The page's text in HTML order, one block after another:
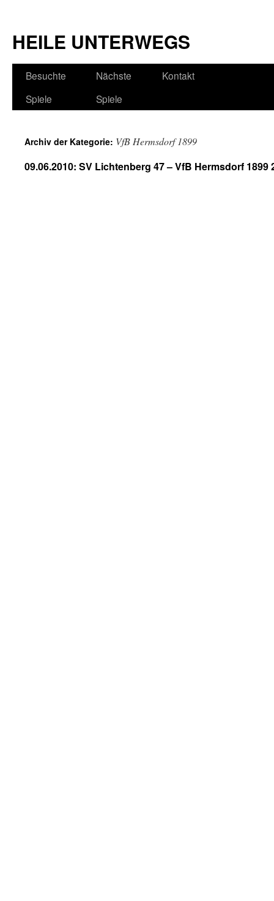
HEILE UNTERWEGS
Besuchte
Spiele
Nächste
Spiele
Kontakt
Archiv der Kategorie: VfB Hermsdorf 1899
09.06.2010: SV Lichtenberg 47 – VfB Hermsdorf 1899